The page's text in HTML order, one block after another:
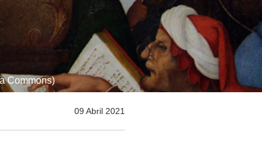
Commons)
09 Abril 2021